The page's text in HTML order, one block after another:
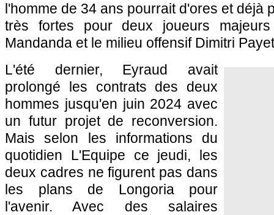
l'homme de 34 ans pourrait d'ores et déjà
très fortes pour deux joueurs
Mandanda et le milieu offensif Dimitri
L'été dernier, Eyraud avait
prolongé les contrats des deux
hommes jusqu'en juin 2024 avec
un futur projet de reconversion.
Mais selon les informations du
quotidien L'Equipe ce jeudi, les
deux cadres ne figurent pas dans
les plans de Longoria pour
l'avenir. Avec des salaires